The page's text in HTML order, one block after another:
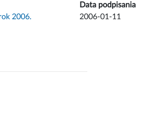
Data podpisania
2006. 2006-01-11